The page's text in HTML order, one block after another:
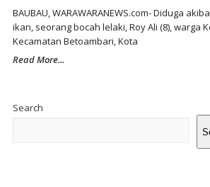
BAUBAU, WARAWARANEWS.com- Diduga
ikan, seorang bocah lelaki, Roy Ali (8), warga
Kecamatan Betoambari, Kota
Read More...
Search